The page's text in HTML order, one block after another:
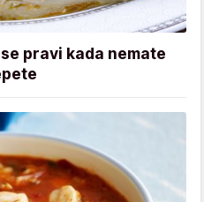
pravi kada nemate